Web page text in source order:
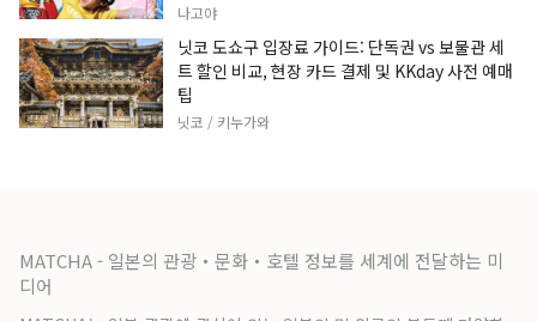
나고야
닛코 도쇼구 입장료 가이드: 단독권 vs 보물관 세
트 할인 비교, 현장 카드 결제 및 KKday 사전 예매
팁
닛코 / 키누가와
MATCHA - 일본의 관광・문화・호텔 정보를 세계에 전달하는 미
디어